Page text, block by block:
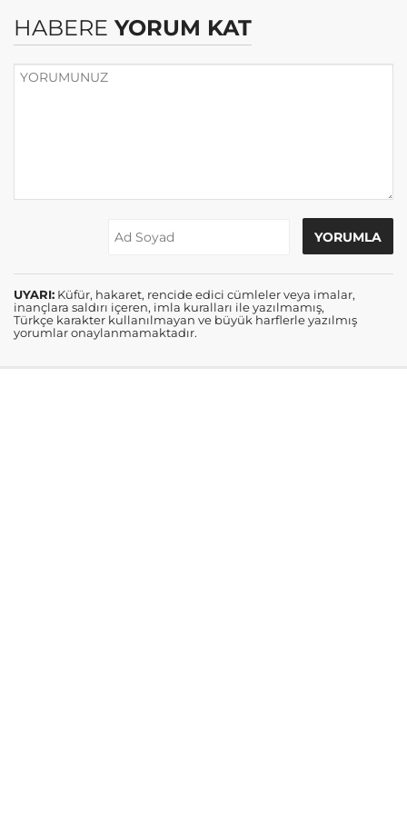
HABERE YORUM KAT
UYARI: Küfür, hakaret, rencide edici cümleler veya imalar,
inançlara saldırı içeren, imla kuralları ile yazılmamış,
Türkçe karakter kullanılmayan ve büyük harflerle yazılmış
yorumlar onaylanmamaktadır.